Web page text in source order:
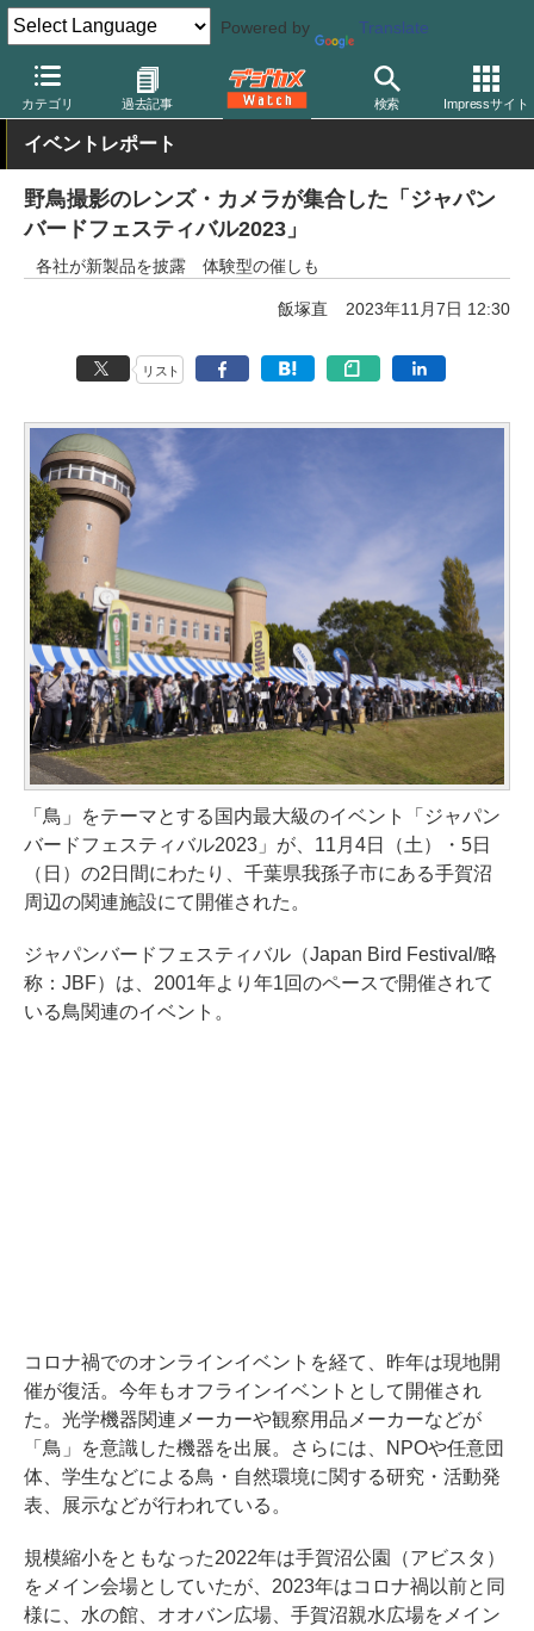
Powered by Translate
カテゴリ 過去記事 検索 Impressサイト
デジカメ Watch カメラ ミラーレスカメラ OMDS/オリンパス
イベントレポート
野鳥撮影のレンズ・カメラが集合した「ジャパン
バードフェスティバル2023」
各社が新製品を披露 体験型の催しも
飯塚直 2023年11月7日 12:30
リスト
「鳥」をテーマとする国内最大級のイベント「ジャパン
バードフェスティバル2023」が、11月4日（土）・5日
（日）の2日間にわたり、千葉県我孫子市にある手賀沼
周辺の関連施設にて開催された。
ジャパンバードフェスティバル（Japan Bird Festival/略
称：JBF）は、2001年より年1回のペースで開催されて
いる鳥関連のイベント。
コロナ禍でのオンラインイベントを経て、昨年は現地開
催が復活。今年もオフラインイベントとして開催され
た。光学機器関連メーカーや観察用品メーカーなどが
「鳥」を意識した機器を出展。さらには、NPOや任意団
体、学生などによる鳥・自然環境に関する研究・活動発
表、展示などが行われている。
規模縮小をともなった2022年は手賀沼公園（アビスタ）
をメイン会場としていたが、2023年はコロナ禍以前と同
様に、水の館、オオバン広場、手賀沼親水広場をメイン